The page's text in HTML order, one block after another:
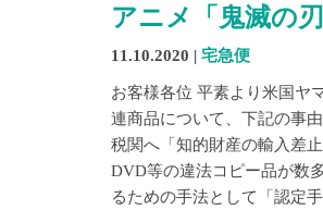
アニメ「鬼滅の
11.10.2020 | 宅急便
お客様各位 平素より米国ヤ
連商品について、下記の事
税関へ「知的財産の輸入差
DVD等の違法コピー品が数
るための手法として「認定